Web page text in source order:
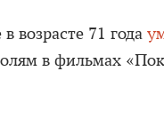
возрасте 71 года
в фильмах